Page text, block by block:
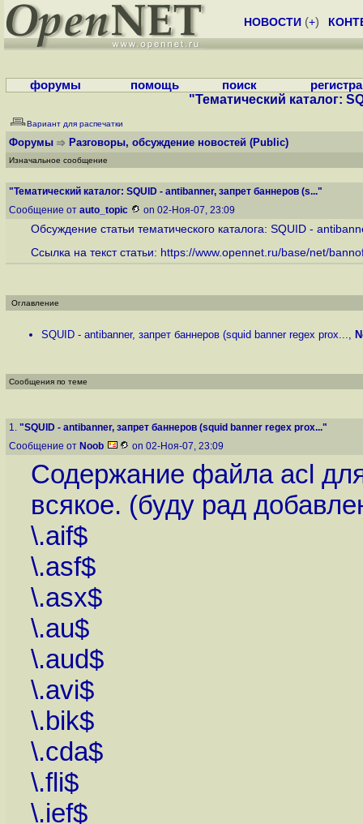
НОВОСТИ (+)
форумы помощь поиск
"Тематический каталог:
Вариант для распечатки
Форумы Разговоры, обсуждение новостей (Public)
Изначальное сообщение
"Тематический каталог: SQUID - antibanner, запрет баннеров (s..."
Сообщение от auto_topic on 02-Ноя-07, 23:09
Обсуждение статьи тематического каталога: SQUID -
Ссылка на текст статьи: https://www.opennet.ru/base/net/
Оглавление
SQUID - antibanner, запрет баннеров (squid banner regex prox...,
Сообщения по теме
1. "SQUID - antibanner, запрет баннеров (squid banner regex prox..."
Сообщение от Noob on 02-Ноя-07, 23:09
Содержание файла acl
всякое. (буду рад
\.aif$
\.asf$
\.asx$
\.au$
\.aud$
\.avi$
\.bik$
\.cda$
\.fli$
\.ief$